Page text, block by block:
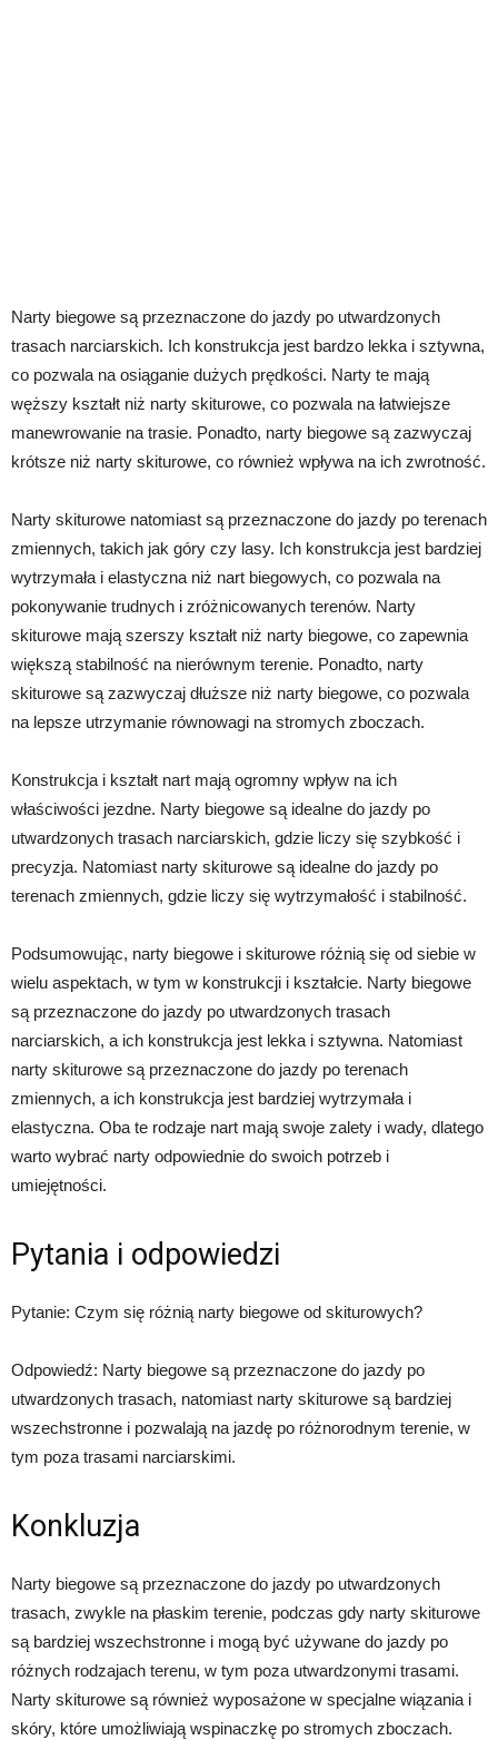
Narty biegowe są przeznaczone do jazdy po utwardzonych
trasach narciarskich. Ich konstrukcja jest bardzo lekka i sztywna,
co pozwala na osiąganie dużych prędkości. Narty te mają
węższy kształt niż narty skiturowe, co pozwala na łatwiejsze
manewrowanie na trasie. Ponadto, narty biegowe są zazwyczaj
krótsze niż narty skiturowe, co również wpływa na ich zwrotność.
Narty skiturowe natomiast są przeznaczone do jazdy po terenach
zmiennych, takich jak góry czy lasy. Ich konstrukcja jest bardziej
wytrzymała i elastyczna niż nart biegowych, co pozwala na
pokonywanie trudnych i zróżnicowanych terenów. Narty
skiturowe mają szerszy kształt niż narty biegowe, co zapewnia
większą stabilność na nierównym terenie. Ponadto, narty
skiturowe są zazwyczaj dłuższe niż narty biegowe, co pozwala
na lepsze utrzymanie równowagi na stromych zboczach.
Konstrukcja i kształt nart mają ogromny wpływ na ich
właściwości jezdne. Narty biegowe są idealne do jazdy po
utwardzonych trasach narciarskich, gdzie liczy się szybkość i
precyzja. Natomiast narty skiturowe są idealne do jazdy po
terenach zmiennych, gdzie liczy się wytrzymałość i stabilność.
Podsumowując, narty biegowe i skiturowe różnią się od siebie w
wielu aspektach, w tym w konstrukcji i kształcie. Narty biegowe
są przeznaczone do jazdy po utwardzonych trasach
narciarskich, a ich konstrukcja jest lekka i sztywna. Natomiast
narty skiturowe są przeznaczone do jazdy po terenach
zmiennych, a ich konstrukcja jest bardziej wytrzymała i
elastyczna. Oba te rodzaje nart mają swoje zalety i wady, dlatego
warto wybrać narty odpowiednie do swoich potrzeb i
umiejętności.
Pytania i odpowiedzi
Pytanie: Czym się różnią narty biegowe od skiturowych?
Odpowiedź: Narty biegowe są przeznaczone do jazdy po
utwardzonych trasach, natomiast narty skiturowe są bardziej
wszechstronne i pozwalają na jazdę po różnorodnym terenie, w
tym poza trasami narciarskimi.
Konkluzja
Narty biegowe są przeznaczone do jazdy po utwardzonych
trasach, zwykle na płaskim terenie, podczas gdy narty skiturowe
są bardziej wszechstronne i mogą być używane do jazdy po
różnych rodzajach terenu, w tym poza utwardzonymi trasami.
Narty skiturowe są również wyposażone w specjalne wiązania i
skóry, które umożliwiają wspinaczkę po stromych zboczach.